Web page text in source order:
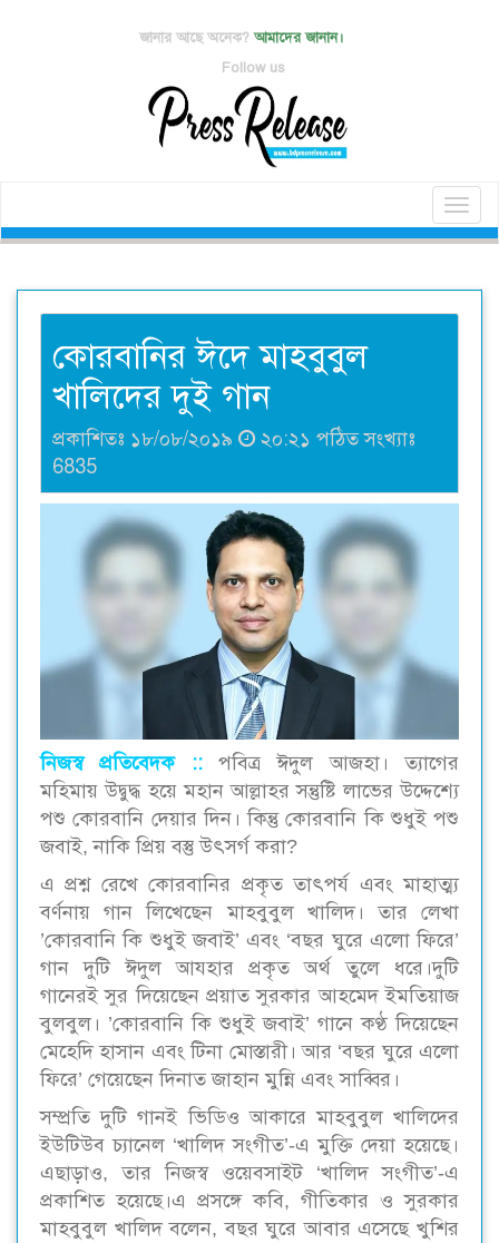
জানার আছে অনেক? আমাদের জানান।
Follow us
কোরবানির ঈদে মাহবুবুল
খালিদের দুই গান
প্রকাশিতঃ ১৮/০৮/২০১৯
২০:২১ পঠিত সংখ্যাঃ
6835
নিজস্ব প্রতিবেদক ::
পবিত্র ঈদুল আজহা। ত্যাগের
মহিমায় উদ্বুদ্ধ হয়ে মহান আল্লাহর সন্তুষ্টি লাভের উদ্দেশ্যে
পশু কোরবানি দেয়ার দিন। কিন্তু কোরবানি কি শুধুই পশু
জবাই, নাকি প্রিয় বস্তু উৎসর্গ করা?
এ প্রশ্ন রেখে কোরবানির প্রকৃত তাৎপর্য এবং মাহাত্ম্য
বর্ণনায় গান লিখেছেন মাহবুবুল খালিদ। তার লেখা
’কোরবানি কি শুধুই জবাই’ এবং ‘বছর ঘুরে এলো ফিরে’
গান দুটি ঈদুল আযহার প্রকৃত অর্থ তুলে ধরে।দুটি
গানেরই সুর দিয়েছেন প্রয়াত সুরকার আহমেদ ইমতিয়াজ
বুলবুল। ’কোরবানি কি শুধুই জবাই’ গানে কণ্ঠ দিয়েছেন
মেহেদি হাসান এবং টিনা মোস্তারী। আর ‘বছর ঘুরে এলো
ফিরে’ গেয়েছেন দিনাত জাহান মুন্নি এবং সাব্বির।
সম্প্রতি দুটি গানই ভিডিও আকারে মাহবুবুল খালিদের
ইউটিউব চ্যানেল ‘খালিদ সংগীত’-এ মুক্তি দেয়া হয়েছে।
এছাড়াও, তার নিজস্ব ওয়েবসাইট ‘খালিদ সংগীত’-এ
প্রকাশিত হয়েছে।এ প্রসঙ্গে কবি, গীতিকার ও সুরকার
মাহবুবুল খালিদ বলেন, বছর ঘুরে আবার এসেছে খুশির